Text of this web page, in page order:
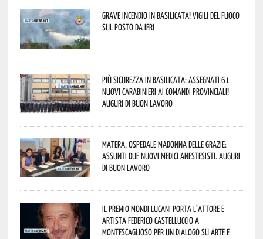
Grave incendio in Basilicata! Vigili del fuoco
sul posto da ieri
Più sicurezza in Basilicata: assegnati 61
nuovi Carabinieri ai Comandi provinciali!
Auguri di buon lavoro
Matera, Ospedale Madonna delle Grazie:
assunti due nuovi medici anestesisti. Auguri
di buon lavoro
Il Premio Mondi Lucani porta l’attore e
artista Federico Castelluccio a
Montescaglioso per un dialogo su arte e